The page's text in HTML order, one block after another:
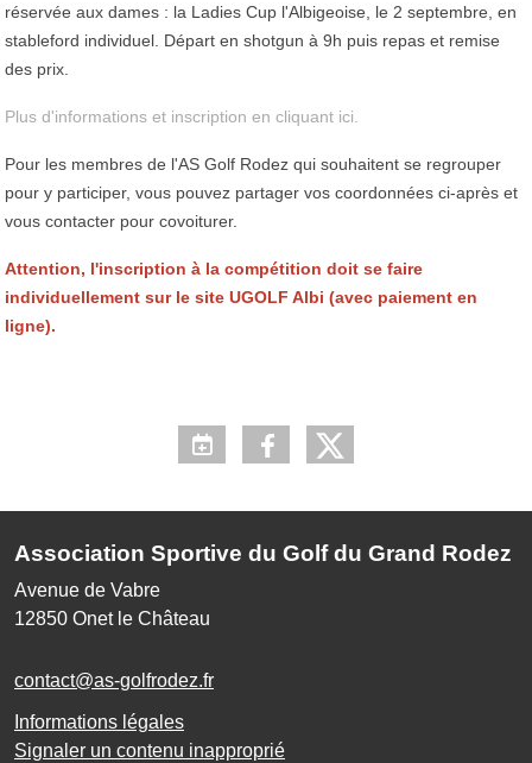
réservée aux dames : la Ladies Cup l'Albigeoise, le 2 septembre, en
stableford individuel. Départ en shotgun à 9h puis repas et remise
des prix.
Plus d'informations et inscription en cliquant ici.
Pour les membres de l'AS Golf Rodez qui souhaitent se regrouper
pour y participer, vous pouvez partager vos coordonnées ci-après et
vous contacter pour covoiturer.
Attention, l'inscription à la compétition doit se faire
individuellement sur le site UGOLF Albi (avec paiement en
ligne).
Association Sportive du Golf du Grand Rodez
Avenue de Vabre
12850 Onet le Château
contact@as-golfrodez.fr
Informations légales
Signaler un contenu inapproprié